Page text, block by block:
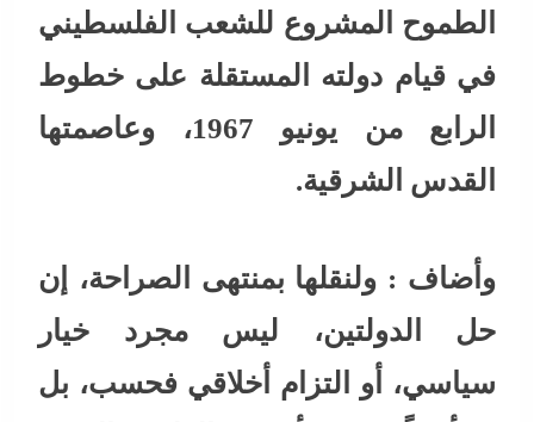
الطموح المشروع للشعب الفلسطيني
في قيام دولته المستقلة على خطوط
الرابع من يونيو 1967، وعاصمتها
القدس الشرقية.
وأضاف : ولنقلها بمنتهى الصراحة، إن
حل الدولتين، ليس مجرد خيار
سياسي، أو التزام أخلاقي فحسب، بل